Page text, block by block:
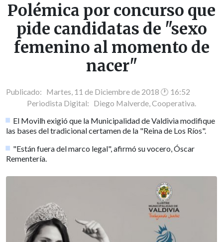
Polémica por concurso que
pide candidatas de "sexo
femenino al momento de
nacer"
Publicado: Martes, 11 de Diciembre de 2018 🕐 16:52
Periodista Digital:
Diego Malverde, Cooperativa.
El Movilh exigió que la Municipalidad de Valdivia modifique
las bases del tradicional certamen de la "Reina de Los Ríos".
"Están fuera del marco legal", afirmó su vocero, Óscar
Rementería.